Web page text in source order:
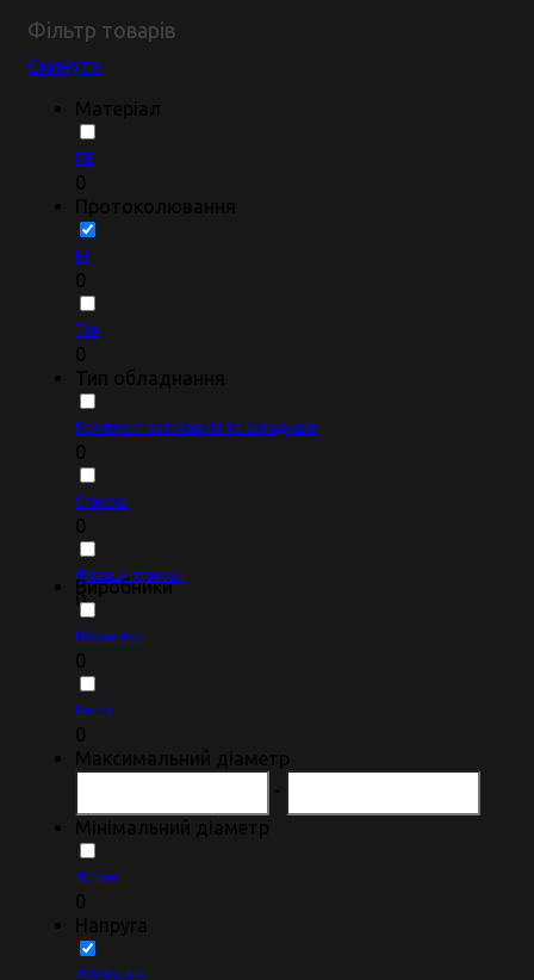
Фільтр товарів
Скинути
Матеріал
ПЕ
0
Протоколювання
Ні
0
Так
0
Тип обладнання
Комплект затискачів та вкладишів
0
Стикові
0
Фланце тримач
0
Виробники
Nowatech
0
Rems
0
Максимальний діаметр
-
Мінімальний діаметр
40 мм
0
Напруга
400 Вольт